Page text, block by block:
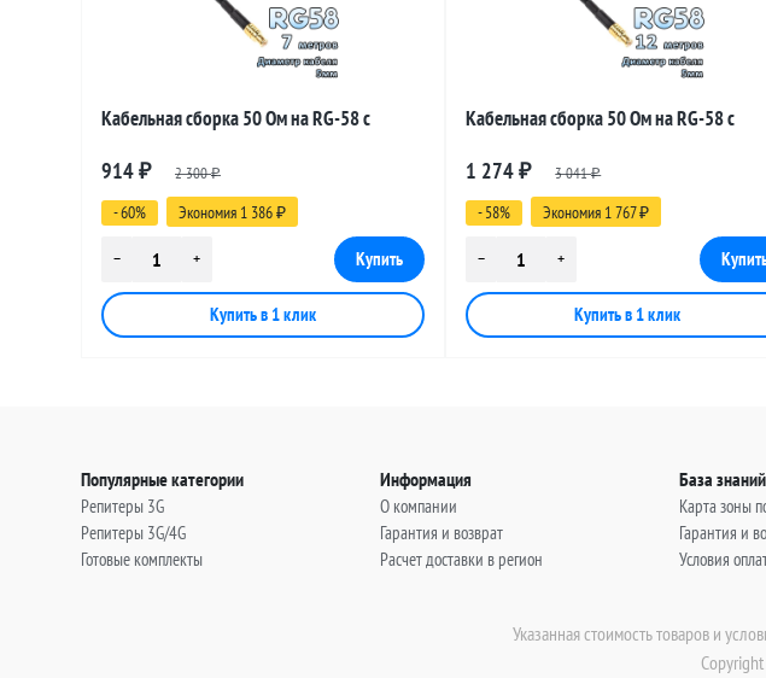
Кабельная сборка 50 Ом на RG-58 с
метров
914 ₽ 2 300₽
- 60% Экономия 1 386 ₽
Кабельная сборка 50 Ом на RG-58 с
метров
1 274₽ 3 041₽
- 58% Экономия 1 767₽
Популярные категории
Репитеры 3G
Репитеры 3G/4G
Готовые комплекты
Информация
О компании
Гарантия и возврат
Расчет доставки в регион
База знаний
Карта зоны
Гарантия и
Условия
Указанная стоимость товаров и